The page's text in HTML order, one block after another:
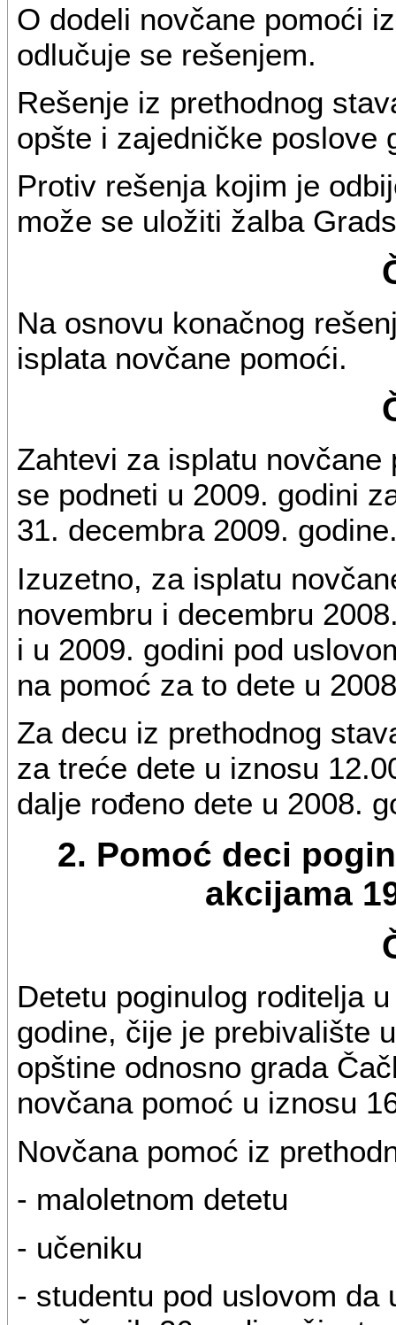
O dodeli novčane pomoći
odlučuje se rešenjem.
Rešenje iz prethodnog
opšte i zajedničke poslove
Protiv rešenja kojim je
može se uložiti žalba
Na osnovu konačnog
isplata novčane pomoći.
Zahtevi za isplatu
se podneti u 2009. godini
31. decembra 2009.
Izuzetno, za isplatu
novembru i decembru
i u 2009. godini pod
na pomoć za to dete u
Za decu iz prethodnog
za treće dete u iznosu
dalje rođeno dete u 2008.
2. Pomoć deci
akcijama
Detetu poginulog roditelja
godine, čije je prebivalište
opštine odnosno grada
novčana pomoć u iznosu
Novčana pomoć iz
- maloletnom detetu
- učeniku
- studentu pod uslovom da